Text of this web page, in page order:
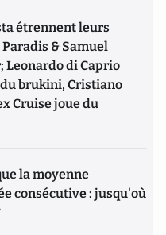
étrennent leurs
& Samuel
di Caprio
brukini, Cristiano
Cruise joue du
la moyenne
consécutive : jusqu'où